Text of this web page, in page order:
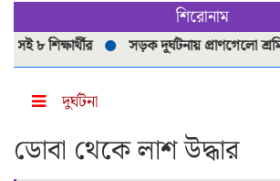
শিরোনাম
শিক্ষার্থীর সড়ক দূর্ঘটনায় প্রাণগেলো শ্রমিকের
দুর্ঘটনা
ডোবা থেকে লাশ উদ্ধার